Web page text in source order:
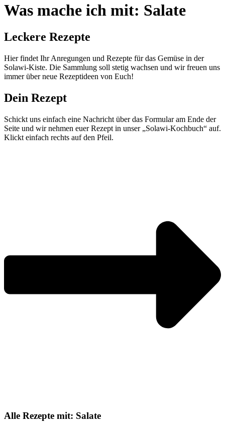
Was mache ich mit: Salate
Leckere Rezepte
Hier findet Ihr Anregungen und Rezepte für das Gemüse in der
Solawi-Kiste. Die Sammlung soll stetig wachsen und wir freuen uns
immer über neue Rezeptideen von Euch!
Dein Rezept
Schickt uns einfach eine Nachricht über das Formular am Ende der
Seite und wir nehmen euer Rezept in unser „Solawi-Kochbuch“ auf.
Klickt einfach rechts auf den Pfeil.
Alle Rezepte mit: Salate